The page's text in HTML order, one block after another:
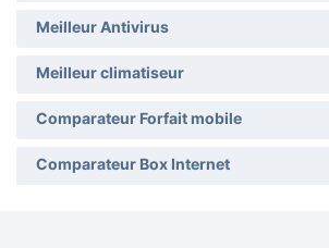
Meilleur Antivirus
Meilleur climatiseur
Comparateur Forfait mobile
Comparateur Box Internet